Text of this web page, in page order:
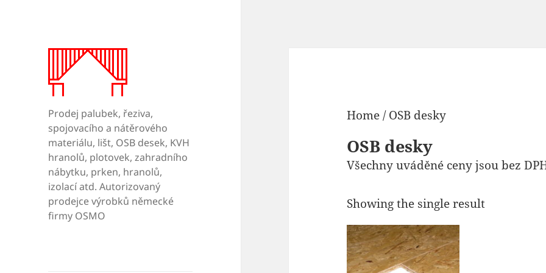
Prodej palubek, řeziva,
spojovacího a nátěrového
materiálu, lišt, OSB desek, KVH
hranolů, plotovek, zahradního
nábytku, prken, hranolů,
izolací atd. Autorizovaný
prodejce výrobků německé
firmy OSMO
Home/ OSB desky
OSB desky
Všechny uváděné ceny jsou bez
Showing the single result